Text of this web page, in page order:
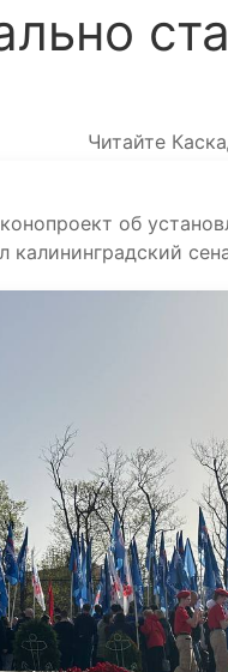
Читайте
об
калининградский